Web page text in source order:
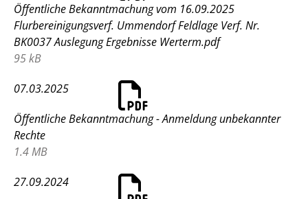
Öffentliche Bekanntmachung vom 16.09.2025
Flurbereinigungsverf. Ummendorf Feldlage Verf. Nr.
BK0037 Auslegung Ergebnisse Werterm.pdf
95 kB
07.03.2025
Öffentliche Bekanntmachung - Anmeldung unbekannter
Rechte
1.4 MB
27.09.2024